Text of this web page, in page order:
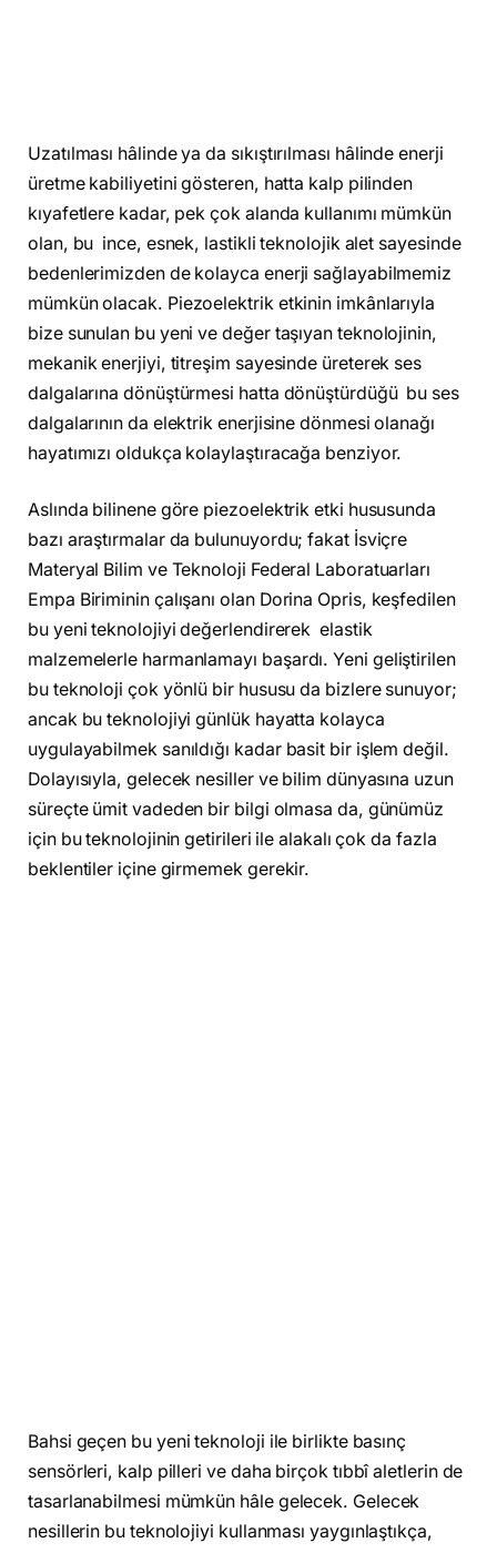
Uzatılması hâlinde ya da sıkıştırılması hâlinde enerji
üretme kabiliyetini gösteren, hatta kalp pilinden
kıyafetlere kadar, pek çok alanda kullanımı mümkün
olan, bu ince, esnek, lastikli teknolojik alet sayesinde
bedenlerimizden de kolayca enerji sağlayabilmemiz
mümkün olacak. Piezoelektrik etkinin imkânlarıyla
bize sunulan bu yeni ve değer taşıyan teknolojinin,
mekanik enerjiyi, titreşim sayesinde üreterek ses
dalgalarına dönüştürmesi hatta dönüştürdüğü bu ses
dalgalarının da elektrik enerjisine dönmesi olanağı
hayatımızı oldukça kolaylaştıracağa benziyor.
Aslında bilinene göre piezoelektrik etki hususunda
bazı araştırmalar da bulunuyordu; fakat İsviçre
Materyal Bilim ve Teknoloji Federal Laboratuarları
Empa Biriminin çalışanı olan Dorina Opris, keşfedilen
bu yeni teknolojiyi değerlendirerek elastik
malzemelerle harmanlamayı başardı. Yeni geliştirilen
bu teknoloji çok yönlü bir hususu da bizlere sunuyor;
ancak bu teknolojiyi günlük hayatta kolayca
uygulayabilmek sanıldığı kadar basit bir işlem değil.
Dolayısıyla, gelecek nesiller ve bilim dünyasına uzun
süreçte ümit vadeden bir bilgi olmasa da, günümüz
için bu teknolojinin getirileri ile alakalı çok da fazla
beklentiler içine girmemek gerekir.
Bahsi geçen bu yeni teknoloji ile birlikte basınç
sensörleri, kalp pilleri ve daha birçok tıbbî aletlerin de
tasarlanabilmesi mümkün hâle gelecek. Gelecek
nesillerin bu teknolojiyi kullanması yaygınlaştıkça,